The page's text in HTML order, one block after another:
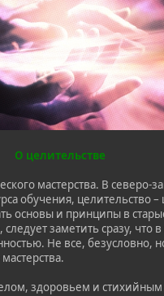
О целительстве
мастерства. В северо-
обучения, целительство
основы и принципы в
заметить сразу, что
Не все, безусловно,
здоровьем и